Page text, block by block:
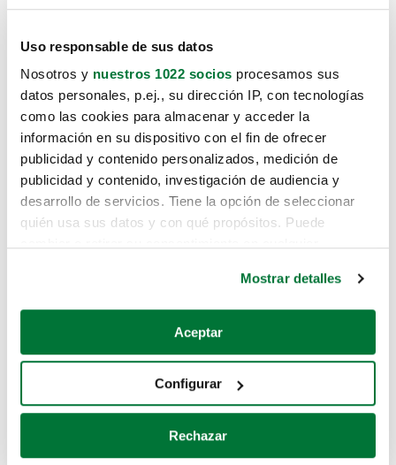
Uso responsable de sus datos
Nosotros y nuestros 1022 socios procesamos sus
datos personales, p.ej., su dirección IP, con tecnologías
como las cookies para almacenar y acceder la
información en su dispositivo con el fin de ofrecer
publicidad y contenido personalizados, medición de
publicidad y contenido, investigación de audiencia y
desarrollo de servicios. Tiene la opción de seleccionar
quién usa sus datos y con qué propósitos. Puede
Si lo permite, también quisiéramos:
Recopilar información sobre su ubicación geográfica
Identificar su dispositivo analizándolo activamente
para buscar características específicas (huellas
Mostrar detalles
Aceptar
Configurar
Rechazar
Lo sentimos, no sabemos como
te hemos traido hasta aquí.
Pero puedes encontrar el coche que estás
buscando en alguno de estos enlaces:
Coches de segunda mano
Coches de km0